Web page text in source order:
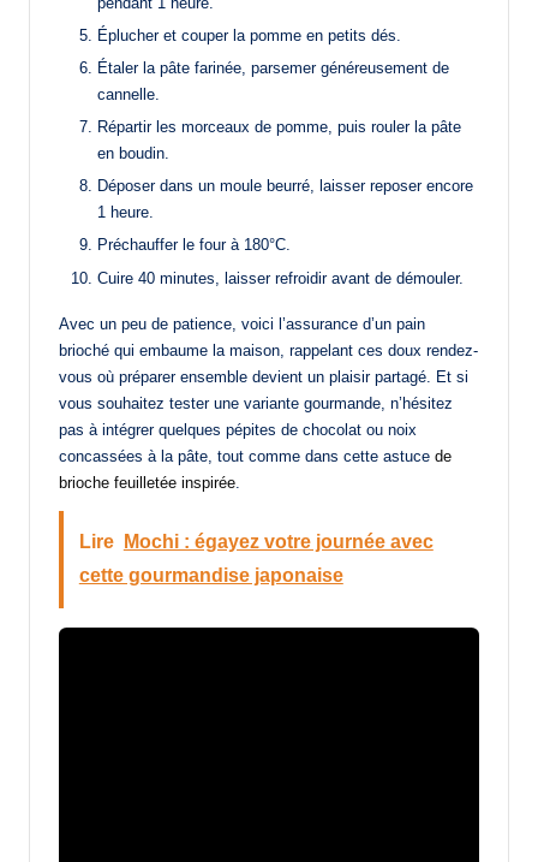
Éplucher et couper la pomme en petits dés.
Étaler la pâte farinée, parsemer généreusement de
cannelle.
Répartir les morceaux de pomme, puis rouler la pâte
en boudin.
Déposer dans un moule beurré, laisser reposer encore
1 heure.
Préchauffer le four à 180°C.
Cuire 40 minutes, laisser refroidir avant de démouler.
Avec un peu de patience, voici l’assurance d’un pain
brioché qui embaume la maison, rappelant ces doux rendez-
vous où préparer ensemble devient un plaisir partagé. Et si
vous souhaitez tester une variante gourmande, n’hésitez
pas à intégrer quelques pépites de chocolat ou noix
concassées à la pâte, tout comme dans cette astuce de
brioche feuilletée inspirée
Lire
Mochi : égayez votre journée avec
cette gourmandise japonaise